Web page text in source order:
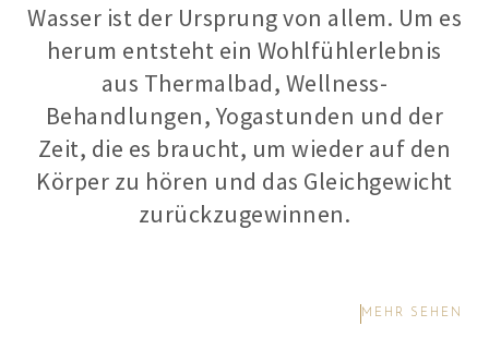
Wasser ist der Ursprung von allem. Um es
herum entsteht ein Wohlfühlerlebnis
aus Thermalbad, Wellness-
Behandlungen, Yogastunden und der
Zeit, die es braucht, um wieder auf den
Körper zu hören und das Gleichgewicht
zurückzugewinnen.
MEHR SEHEN